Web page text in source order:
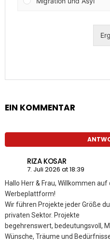
EIN KOMMENTAR
RIZA KOSAR
7. Juli 2026 at 18:39
Hallo Herr & Frau, Willkommen
Werbeplattform!
Wir führen Projekte jeder Größe
privaten Sektor. Projekte
begehrenswert, bedeutungsvoll,
Wünsche, Träume und